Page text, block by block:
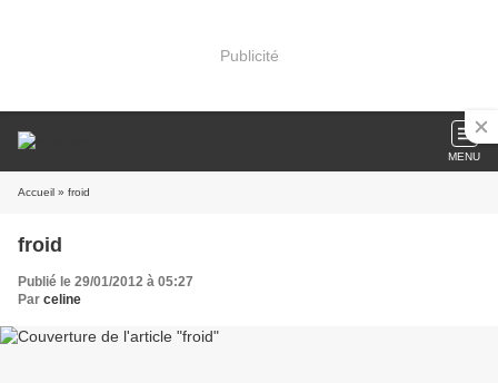
Publicité
MENU
Accueil » froid
froid
Publié le 29/01/2012 à 05:27
Par celine